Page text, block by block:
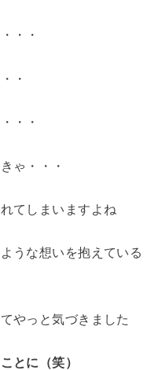
・・
・
・・
ゃ・・・
てしまいますよね
うな想いを抱えている
やっと気づきました
とに（笑）